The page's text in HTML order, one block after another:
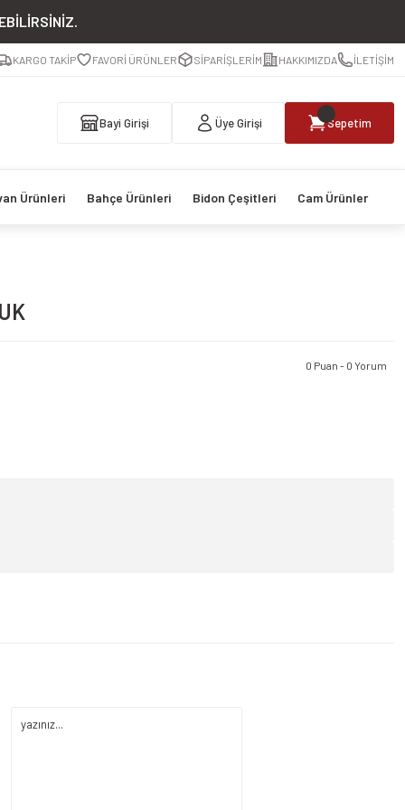
KARGO TAKİP FAVORİ ÜRÜNLER SİPARİŞLERİM HAKKIMIZDA İLETİŞİM
Bayi Girişi Üye Girişi Sepetim
Ürünleri Bahçe Ürünleri Bidon Çeşitleri Cam Ürünler
0 Puan - 0 Yorum